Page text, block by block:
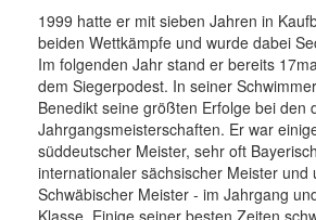
1999 hatte er mit sieben Jahren in
beiden Wettkämpfe und wurde dabei
Im folgenden Jahr stand er bereits
dem Siegerpodest. In seiner
Benedikt seine größten Erfolge bei den
Jahrgangsmeisterschaften. Er war
süddeutscher Meister, sehr oft
internationaler sächsischer Meister und
Schwäbischer Meister - im Jahrgang
Klasse. Einige seiner besten Zeiten